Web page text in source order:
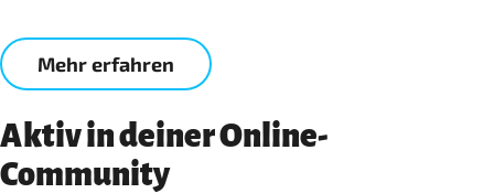
Mehr erfahren
Aktiv in deiner Online-
Community